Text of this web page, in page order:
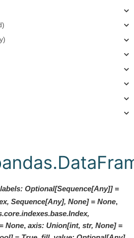
labels: Optional[Sequence[Any]] =
Sequence[Any], None] = None,
= None, axis: Union[int, str, None] =